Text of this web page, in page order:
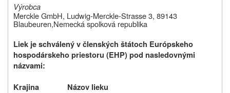
Výrobca
Merckle GmbH, Ludwig-Merckle-Strasse 3, 89143
Blaubeuren,Nemecká spolková republika
Liek je schválený v členských štátoch Európskeho
hospodárskeho priestoru (EHP) pod nasledovnými
názvami:
Krajina
Názov lieku